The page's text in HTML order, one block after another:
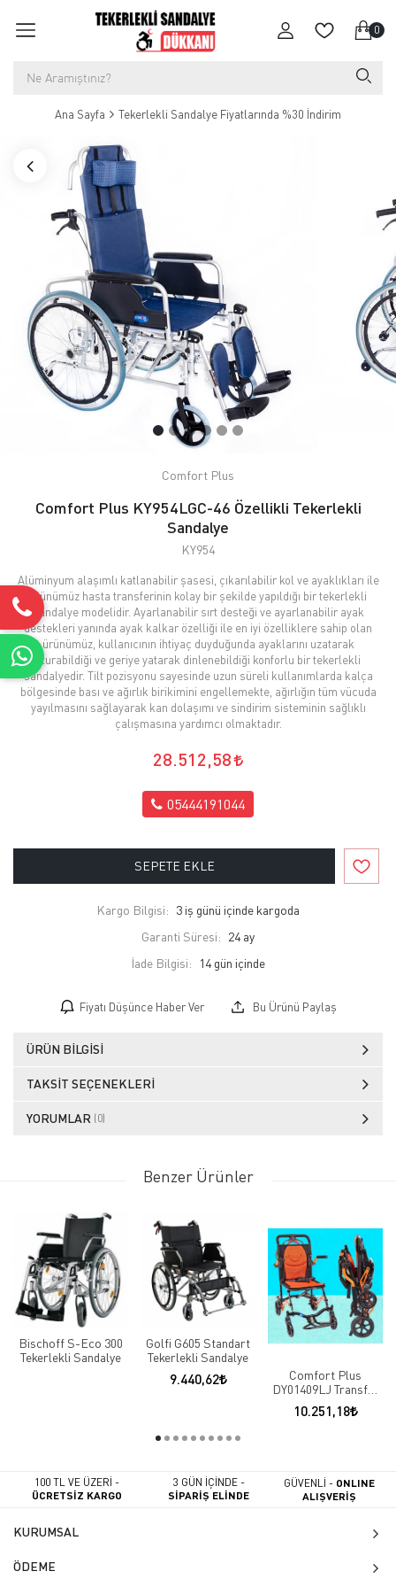
0
Ana Sayfa Tekerlekli Sandalye Fiyatlarında %30 İndirim
Comfort Plus
Comfort Plus KY954LGC-46 Özellikli Tekerlekli
Sandalye
KY954
Alüminyum alaşımlı katlanabilir şasesi, çıkarılabilir kol ve ayaklıkları ile
ürünümüz hasta transferinin kolay bir şekilde yapıldığı bir tekerlekli
sandalye modelidir. Ayarlanabilir sırt desteği ve ayarlanabilir ayak
destekleri yanında ayak kalkar özelliği ile en iyi özelliklere sahip olan
ürünümüz, kullanıcının ihtiyaç duyduğunda ayaklarını uzatarak
oturabildiği ve geriye yatarak dinlenebildiği konforlu bir tekerlekli
sandalyedir. Tilt pozisyonu sayesinde uzun süreli kullanımlarda kalça
bölgesinde bası ve ağırlık birikimini engellemekte, ağırlığın tüm vücuda
yayılmasını sağlayarak kan dolaşımı ve sindirim sisteminin sağlıklı
çalışmasına yardımcı olmaktadır.
28.512,58
05444191044
SEPETE EKLE
Kargo Bilgisi: 3 iş günü içinde kargoda
Garanti Süresi: 24 ay
İade Bilgisi:
Fiyatı Düşünce Haber Ver Bu Ürünü Paylaş
ÜRÜN BILGISI
TAKSIT SEÇENEKLERI
YORUMLAR (0)
Benzer Ürünler
Bischoff S-Eco 300
Tekerlekli Sandalye
Golfi G605 Standart
Tekerlekli Sandalye
9.440,62
Comfort Plus
DY01409LJ Transfer
Tekerlekli Sandalye
Turuncu
10.251,18
100 TL VE ÜZERİ -
ÜCRETSİZ KARGO
3 GÜN İÇİNDE -
SİPARİŞ ELİNDE
GÜVENLİ - ONLINE
ALIŞVERİŞ
KURUMSAL
ÖDEME